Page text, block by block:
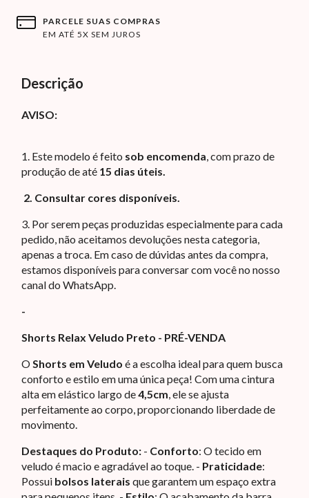
PARCELE SUAS COMPRAS
EM ATÉ 5X SEM JUROS
Descrição
AVISO:
1. Este modelo é feito sob encomenda, com prazo de
produção de até 15 dias úteis.
2. Consultar cores disponíveis.
3. Por serem peças produzidas especialmente para cada
pedido, não aceitamos devoluções nesta categoria,
apenas a troca. Em caso de dúvidas antes da compra,
estamos disponíveis para conversar com você no nosso
canal do WhatsApp.
-
Shorts Relax Veludo Preto - PRÉ-VENDA
OShorts em Veludo é a escolha ideal para quem busca
conforto e estilo em uma única peça! Com uma cintura
alta em elástico largo de4,5cm, ele se ajusta
perfeitamente ao corpo, proporcionando liberdade de
movimento.
Destaques do Produto: - Conforto: O tecido em
veludo é macio e agradável ao toque. - Praticidade:
Possui bolsos laterais que garantem um espaço extra